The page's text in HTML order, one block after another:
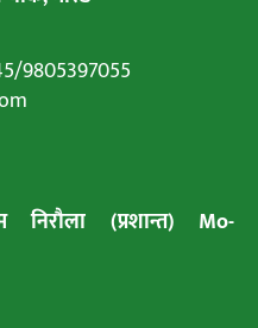
/9805397055
(प्रशान्त) Mo-